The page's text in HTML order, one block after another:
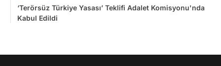
‘Terörsüz Türkiye Yasası’ Teklifi Adalet Komisyonu'nda
Kabul Edildi